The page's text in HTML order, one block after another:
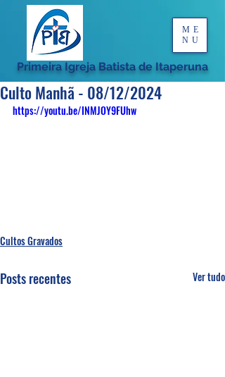
Primeira Igreja Batista de Itaperuna
ME
NU
Culto Manhã - 08/12/2024
https://youtu.be/INMJOY9FUhw
Cultos Gravados
Posts recentes Ver tudo